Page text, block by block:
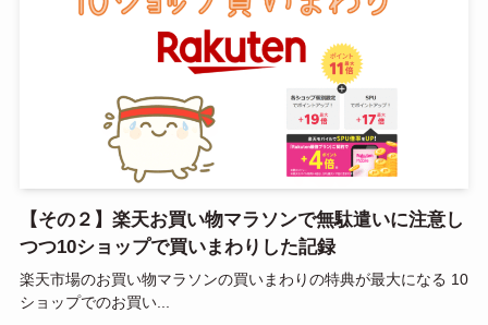
【その２】楽天お買い物マラソンで無駄遣いに注意し
つつ10ショップで買いまわりした記録
楽天市場のお買い物マラソンの買いまわりの特典が最大になる 10
ショップでのお買い...